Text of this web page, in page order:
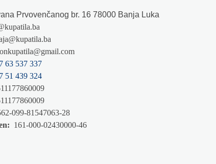
Prvovenčanog br. 16 78000 Banja Luka
63 537 337
51 439 324
099-81547063-28
161-000-02430000-46